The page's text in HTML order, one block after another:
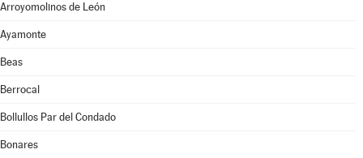
Arroyomolinos de León
Ayamonte
Beas
Berrocal
Bollullos Par del Condado
Bonares